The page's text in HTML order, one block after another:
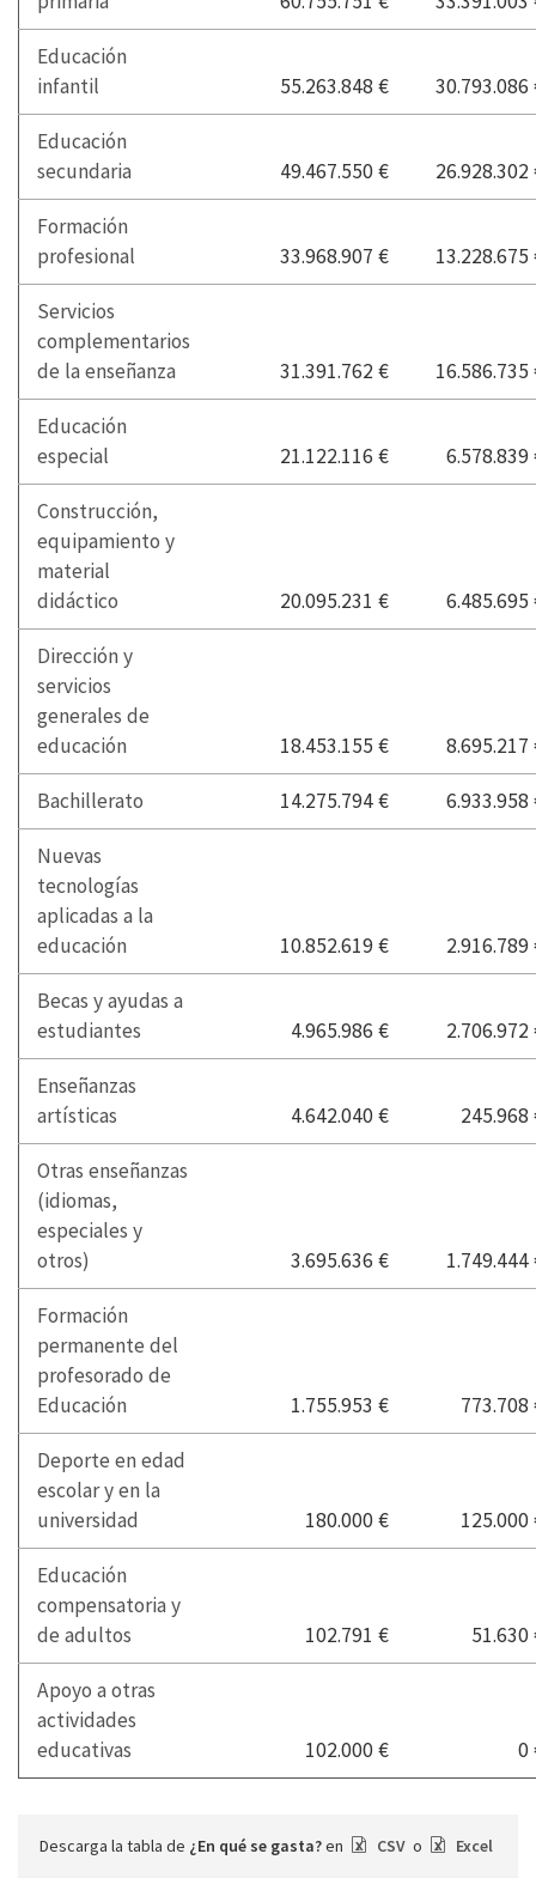
Educación
infantil
55.263.848 € 30.793.086
Educación
secundaria
49.467.550 € 26.928.302
Formación
profesional
33.968.907 € 13.228.675
Servicios
complementarios
de la enseñanza
31.391.762 € 16.586.735
Educación
especial
21.122.116 € 6.578.839
Construcción,
equipamiento y
material
didáctico
20.095.231 € 6.485.695
Dirección y
servicios
generales de
educación
18.453.155 € 8.695.217
Bachillerato 14.275.794 € 6.933.958
Nuevas
tecnologías
aplicadas a la
educación
10.852.619 € 2.916.789
Becas y ayudas a
estudiantes
4.965.986 € 2.706.972
Enseñanzas
artísticas
4.642.040 € 245.968
Otras enseñanzas
(idiomas,
especiales y
otros)
3.695.636 € 1.749.444
Formación
permanente del
profesorado de
Educación
1.755.953 € 773.708
Deporte en edad
escolar y en la
universidad
180.000 € 125.000
Educación
compensatoria y
de adultos
102.791 € 51.630
Apoyo a otras
actividades
educativas
102.000 € 0
Descarga la tabla de ¿En qué se gasta?en CSV o Excel